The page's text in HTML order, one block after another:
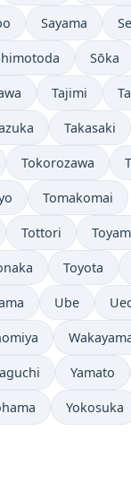
Sayama
Sōka
Tajimi
Takasaki
Tokorozawa
Tomakomai
Tottori
Toyota
Ube
Yamato
Yokosuka